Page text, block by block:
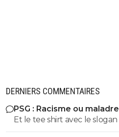
DERNIERS COMMENTAIRES
PSG : Racisme ou
Et le tee shirt avec le
portait buffon du coup t'as